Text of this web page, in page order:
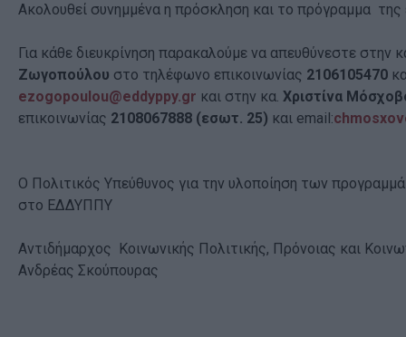
Ακολουθεί συνημμένα η πρόσκληση και το πρόγραμμα
Για κάθε διευκρίνηση παρακαλούμε να απευθύνεστε στην
Ζωγοπούλου στο τηλέφωνο επικοινωνίας 2106105470
ezogopoulou@eddyppy.gr και στην κα. Χριστίνα
επικοινωνίας 2108067888 (εσωτ. 25) και email:
Ο Πολιτικός Υπεύθυνος για την υλοποίηση των
στο ΕΔΔΥΠΠΥ
Αντιδήμαρχος Κοινωνικής Πολιτικής, Πρόνοιας και
Ανδρέας Σκούπουρας